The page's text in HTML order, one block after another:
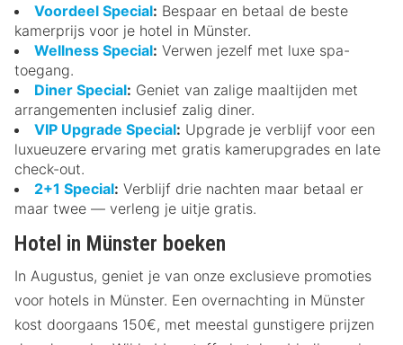
Voordeel Special: Bespaar en betaal de beste
kamerprijs voor je hotel in Münster.
Wellness Special: Verwen jezelf met luxe spa-
toegang.
Diner Special: Geniet van zalige maaltijden met
arrangementen inclusief zalig diner.
VIP Upgrade Special: Upgrade je verblijf voor een
luxueuzere ervaring met gratis kamerupgrades en late
check-out.
2+1 Special: Verblijf drie nachten maar betaal er
maar twee — verleng je uitje gratis.
Hotel in Münster boeken
In Augustus, geniet je van onze exclusieve promoties
voor hotels in Münster. Een overnachting in Münster
kost doorgaans 150€, met meestal gunstigere prijzen